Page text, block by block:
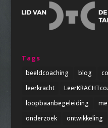
Tags
beeldcoaching blog
leerkracht
loopbaanbegeleiding
onderzoek
ontwikkeling